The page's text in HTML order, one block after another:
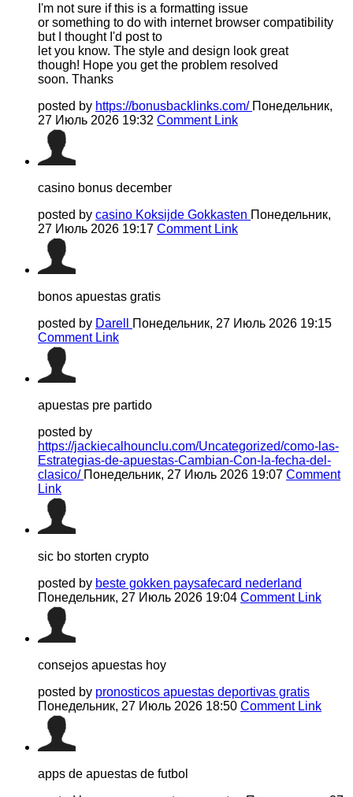
I'm not sure if this is a formatting issue
or something to do with internet browser compatibility
but I thought I'd post to
let you know. The style and design look great
though! Hope you get the problem resolved
soon. Thanks
posted by https://bonusbacklinks.com/ Понедельник,
27 Июль 2026 19:32 Comment Link
casino bonus december
posted by casino Koksijde Gokkasten Понедельник,
27 Июль 2026 19:17 Comment Link
bonos apuestas gratis
posted by Darell
Понедельник, 27 Июль 2026 19:15
Comment Link
apuestas pre partido
posted by
https://jackiecalhounclu.com/Uncategorized/como-las-
Estrategias-de-apuestas-Cambian-Con-la-fecha-del-
clasico/ Понедельник, 27 Июль 2026 19:07 Comment
Link
sic bo storten crypto
posted by beste gokken paysafecard nederland
Понедельник, 27 Июль 2026 19:04 Comment Link
consejos apuestas hoy
posted by pronosticos apuestas deportivas gratis
Понедельник, 27 Июль 2026 18:50 Comment Link
apps de apuestas de futbol